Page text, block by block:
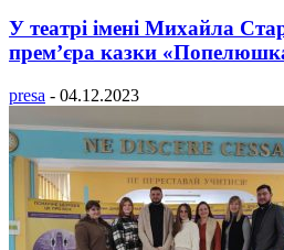
У театрі імені Михайла
прем’єра казки
presa - 04.12.2023